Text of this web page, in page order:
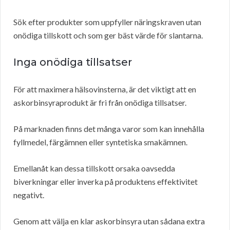
Sök efter produkter som uppfyller näringskraven utan
onödiga tillskott och som ger bäst värde för slantarna.
Inga onödiga tillsatser
För att maximera hälsovinsterna, är det viktigt att en
askorbinsyraprodukt är fri från onödiga tillsatser.
På marknaden finns det många varor som kan innehålla
fyllmedel, färgämnen eller syntetiska smakämnen.
Emellanåt kan dessa tillskott orsaka oavsedda
biverkningar eller inverka på produktens effektivitet
negativt.
Genom att välja en klar askorbinsyra utan sådana extra